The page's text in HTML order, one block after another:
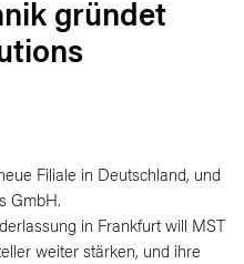
gründet
Filiale in Deutschland, und
GmbH.
in Frankfurt will MST
weiter stärken, und ihre